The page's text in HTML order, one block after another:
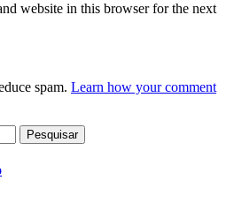
website in this browser for the next
spam. Learn how your comment